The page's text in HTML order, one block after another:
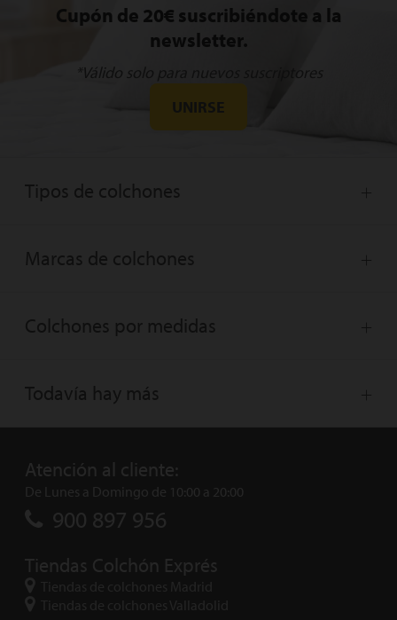
Cupón de 20€ suscribiéndote a la
newsletter.
*Válido solo para nuevos suscriptores
UNIRSE
Tipos de colchones
Marcas de colchones
Colchones por medidas
Todavía hay más
Atención al cliente:
De Lunes a Domingo de 10:00 a 20:00
900 897 956
Tiendas Colchón Exprés